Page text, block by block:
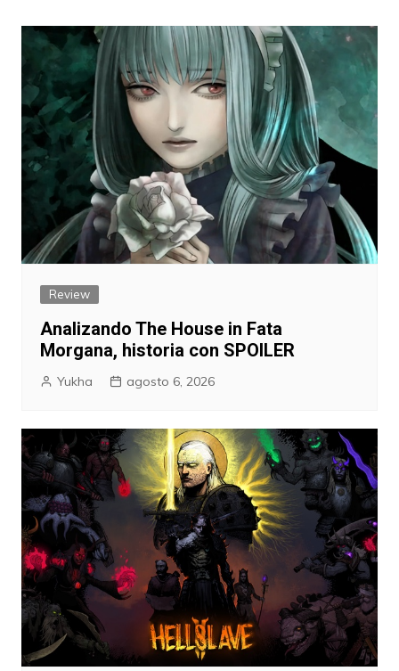
entradas
Review
Analizando The House in Fata
Morgana, historia con SPOILER
Yukha agosto 6, 2026